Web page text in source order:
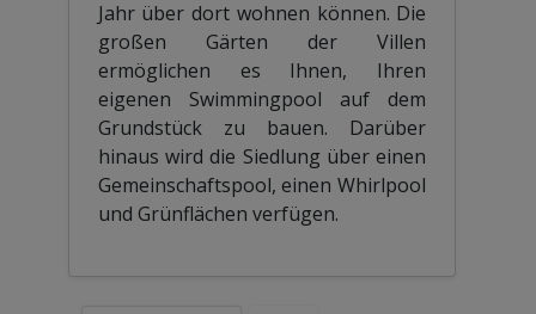
Jahr über dort wohnen können. Die
großen Gärten der Villen
ermöglichen es Ihnen, Ihren
eigenen Swimmingpool auf dem
Grundstück zu bauen. Darüber
hinaus wird die Siedlung über einen
Gemeinschaftspool, einen Whirlpool
und Grünflächen verfügen.